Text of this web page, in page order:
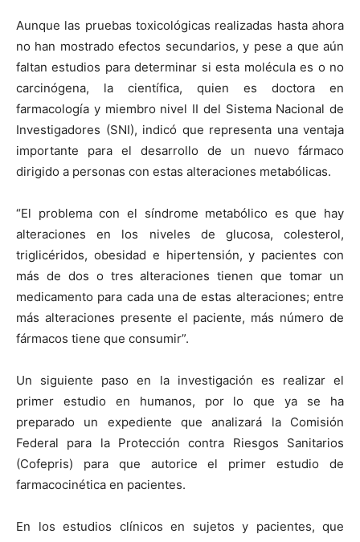
Aunque las pruebas toxicológicas realizadas hasta ahora
no han mostrado efectos secundarios, y pese a que aún
faltan estudios para determinar si esta molécula es o no
carcinógena, la científica, quien es doctora en
farmacología y miembro nivel II del Sistema Nacional de
Investigadores (SNI), indicó que representa una ventaja
importante para el desarrollo de un nuevo fármaco
dirigido a personas con estas alteraciones metabólicas.
“El problema con el síndrome metabólico es que hay
alteraciones en los niveles de glucosa, colesterol,
triglicéridos, obesidad e hipertensión, y pacientes con
más de dos o tres alteraciones tienen que tomar un
medicamento para cada una de estas alteraciones; entre
más alteraciones presente el paciente, más número de
fármacos tiene que consumir”.
Un siguiente paso en la investigación es realizar el
primer estudio en humanos, por lo que ya se ha
preparado un expediente que analizará la Comisión
Federal para la Protección contra Riesgos Sanitarios
(Cofepris) para que autorice el primer estudio de
farmacocinética en pacientes.
En los estudios clínicos en sujetos y pacientes, que